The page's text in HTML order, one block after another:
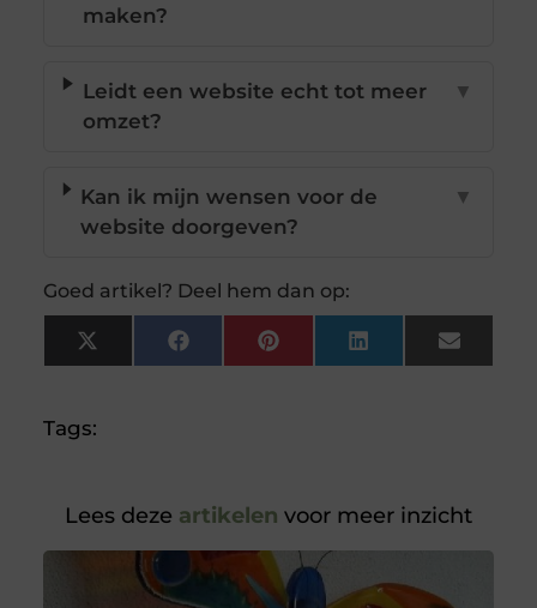
maken?
Leidt een website echt tot meer
omzet?
▼
Kan ik mijn wensen voor de
website doorgeven?
▼
Goed artikel? Deel hem dan op:
X
(Twitter)
FacebookPinterestLinkedInEmail
Tags:
Lees deze artikelen voor meer inzicht